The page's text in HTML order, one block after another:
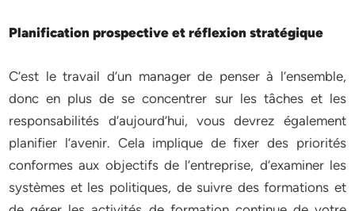
Planification prospective et réflexion stratégique
C’est le travail d’un manager de penser à l’ensemble,
donc en plus de se concentrer sur les tâches et les
responsabilités d’aujourd’hui, vous devrez également
planifier l’avenir. Cela implique de fixer des priorités
conformes aux objectifs de l’entreprise, d’examiner les
systèmes et les politiques, de suivre des formations et